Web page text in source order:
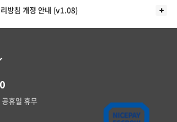
방침 개정 안내 (v1.08)
휴일 휴무